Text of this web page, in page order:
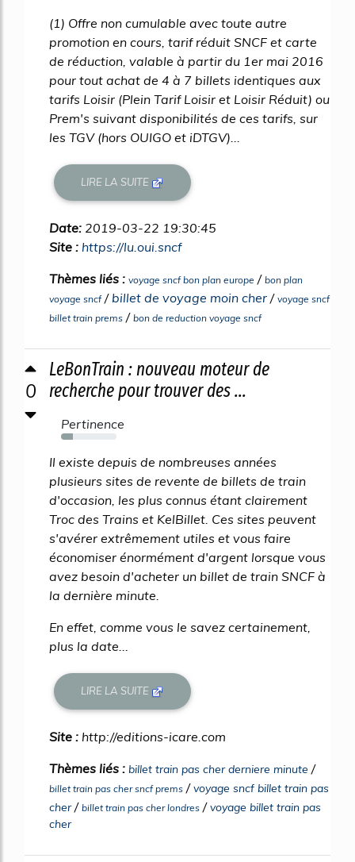
(1) Offre non cumulable avec toute autre
promotion en cours, tarif réduit SNCF et carte
de réduction, valable à partir du 1er mai 2016
pour tout achat de 4 à 7 billets identiques aux
tarifs Loisir (Plein Tarif Loisir et Loisir Réduit) ou
Prem's suivant disponibilités de ces tarifs, sur
les TGV (hors OUIGO et iDTGV)...
LIRE LA SUITE
Date: 2019-03-22 19:30:45
Site : https://lu.oui.sncf
Thèmes liés : voyage sncf bon plan europe / bon plan
voyage sncf/ billet de voyage moin cher / voyage sncf
billet train prems / bon de reduction voyage sncf
0
LeBonTrain : nouveau moteur de
recherche pour trouver des ...
Pertinence
21%
Il existe depuis de nombreuses années
plusieurs sites de revente de billets de train
d'occasion, les plus connus étant clairement
Troc des Trains et KelBillet. Ces sites peuvent
s'avérer extrêmement utiles et vous faire
économiser énormément d'argent lorsque vous
avez besoin d'acheter un billet de train SNCF à
la dernière minute.
En effet, comme vous le savez certainement,
plus la date...
LIRE LA SUITE
Site : http://editions-icare.com
Thèmes liés : billet train pas cher derniere minute /
billet train pas cher sncf prems /voyage sncf billet train pas
cher/ billet train pas cher londres /voyage billet train pas
cher